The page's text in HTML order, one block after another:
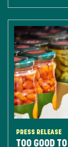
PRESS RELEASE
TOO GOOD